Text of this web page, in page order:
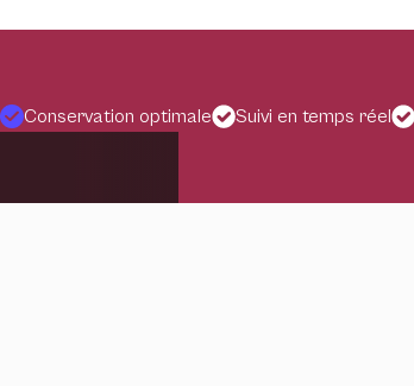
Conservation optimale Suivi en temps réel